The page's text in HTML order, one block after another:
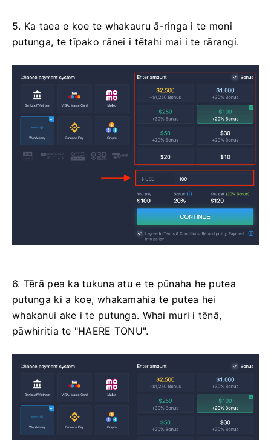
5. Ka taea e koe te whakauru ā-ringa i te moni
putunga, te tīpako rānei i tētahi mai i te rārangi.
6. Tērā pea ka tukuna atu e te pūnaha he putea
putunga ki a koe, whakamahia te putea hei
whakanui ake i te putunga. Whai muri i tēnā,
pāwhiritia te "HAERE TONU".